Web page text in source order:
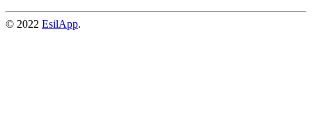
© 2022 EsilApp.